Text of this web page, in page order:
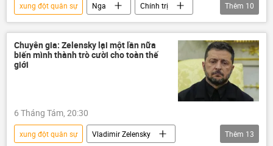
xung đột quân sự Nga
Chính trị
Thế giới
Ukraina
Quân đội Ukraina
Cuộc khủng hoảng ở Ukraina
Colombia
chính quyền
Thêm 10
Chuyên gia: Zelensky lại một lần nữa
biến mình thành trò cười cho toàn thế
giới
6 Tháng Tám, 20:30
xung đột quân sự
Vladimir Zelensky
Thêm 13